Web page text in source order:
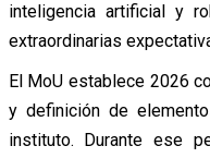
inteligencia artificial y
extraordinarias
El MoU establece 2026
y definición de
instituto. Durante ese